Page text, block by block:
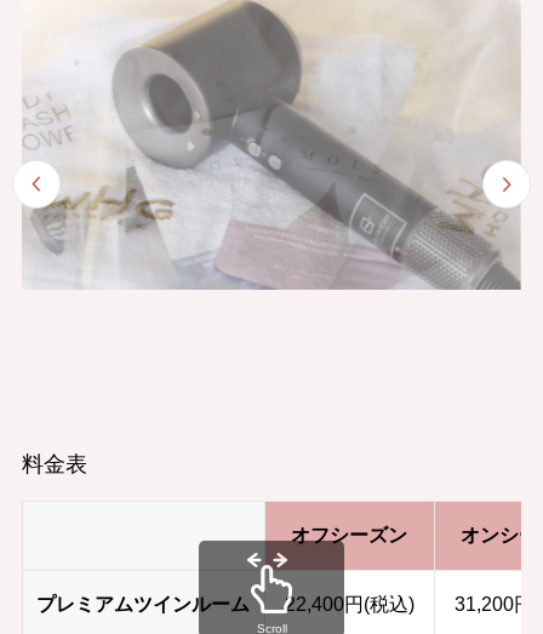
料金表
オフシーズン オンシー
プレミアムツインルーム 22,400円(税込) 31,200円
Scroll